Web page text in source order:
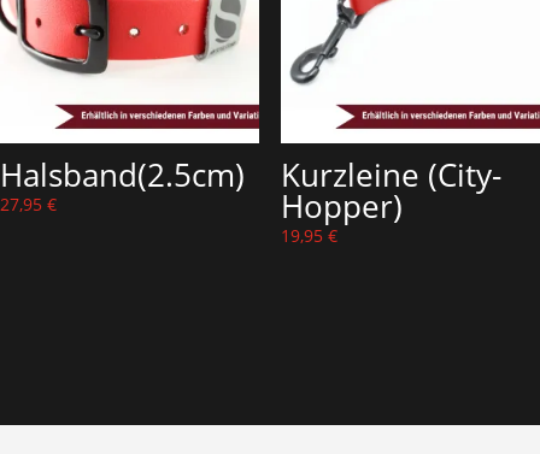
Halsband(2.5cm)
27,95 €
Kurzleine (City-
Hopper)
19,95 €